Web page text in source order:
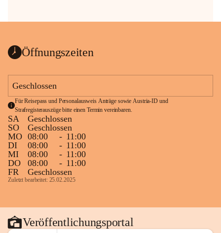
Öffnungszeiten
Geschlossen
Für Reisepass und Personalausweis Anträge sowie Austria-ID und
Strafregisterauszüge bitte einen Termin vereinbaren.
SA
Geschlossen
SO
Geschlossen
MO 08:00 - 11:00
DI
08:00 - 11:00
MI
08:00 - 11:00
DO
08:00 - 11:00
FR
Geschlossen
Zuletzt bearbeitet: 25.02.2025
Veröffentlichungsportal